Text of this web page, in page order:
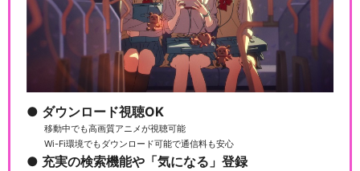
ダウンロード視聴OK
移動中でも高画質アニメが視聴可能
Wi-Fi環境でもダウンロード可能で通信料も安心
充実の検索機能や「気になる」登録